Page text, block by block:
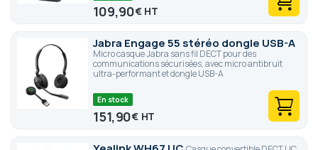
109,90€
Jabra Engage 55 stéréo dongle USB-A
Micro casque Jabra sans fil DECT pour des
communications sécurisées, avec micro antibruit
ultra-performant et dongle USB-A
En stock
151,90€